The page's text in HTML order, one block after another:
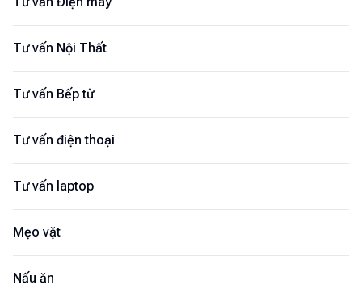
Tư vấn Nội Thất
Tư vấn Bếp từ
Tư vấn điện thoại
Tư vấn laptop
Mẹo vặt
Nấu ăn